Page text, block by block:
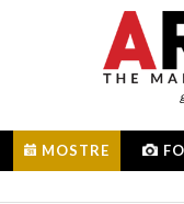
MOSTRE